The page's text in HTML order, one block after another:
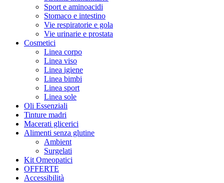
Sport e aminoacidi
Stomaco e intestino
Vie respiratorie e gola
Vie urinarie e prostata
Cosmetici
Linea corpo
Linea viso
Linea igiene
Linea bimbi
Linea sport
Linea sole
Oli Essenziali
Tinture madri
Macerati glicerici
Alimenti senza glutine
Ambient
Surgelati
Kit Omeopatici
OFFERTE
Accessibilità